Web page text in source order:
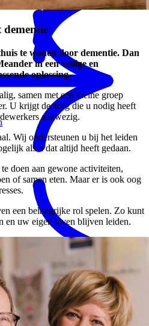
dementie
te wonen door dementie. Dan
in een veilige en
oplossing.
samen met een kleine groep
U krijgt de zorg die u nodig heeft
aanwezig.
Wij ondersteunen u bij het leiden
als u dat altijd heeft gedaan.
doen aan gewone activiteiten,
of samen eten. Maar er is ook oog
een belangrijke rol spelen. Zo kunt
en uw eigen leven blijven leiden.